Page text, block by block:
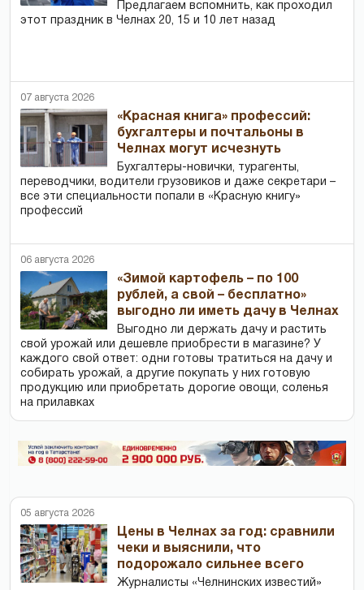
Предлагаем вспомнить, как проходил
этот праздник в Челнах 20, 15 и 10 лет назад
07 августа 2026
«Красная книга» профессий:
бухгалтеры и почтальоны в
Челнах могут исчезнуть
Бухгалтеры-новички, тур­агенты,
переводчики, водители грузовиков и даже секретари –
все эти специальности попали в «Красную книгу»
профессий
06 августа 2026
«Зимой картофель – по 100
рублей, а свой – бесплатно»
выгодно ли иметь дачу в Челнах
Выгодно ли держать дачу и растить
свой урожай или дешевле приобрести в магазине? У
каждого свой ответ: одни готовы тратиться на дачу и
собирать урожай, а другие покупать у них готовую
продукцию или приобретать дорогие овощи, соленья
на прилавках
05 августа 2026
Цены в Челнах за год: сравнили
чеки и выяснили, что
подорожало сильнее всего
Журналисты «Челнинских известий»